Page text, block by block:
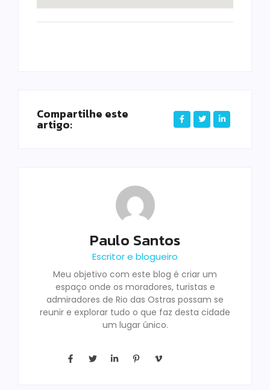
Compartilhe este
artigo:
Paulo Santos
Escritor e blogueiro
Meu objetivo com este blog é criar um
espaço onde os moradores, turistas e
admiradores de Rio das Ostras possam se
reunir e explorar tudo o que faz desta cidade
um lugar único.